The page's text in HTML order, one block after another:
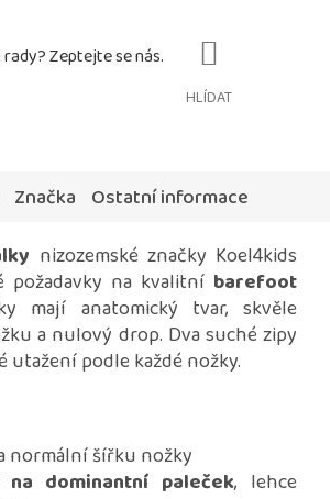
HLÍDAT
Značka Ostatní informace
nizozemské značky Koel4kids
požadavky na kvalitní barefoot
mají anatomický tvar, skvěle
a nulový drop. Dva suché zipy
podle každé nožky.
normální šířku nožky
na dominantní paleček, lehce